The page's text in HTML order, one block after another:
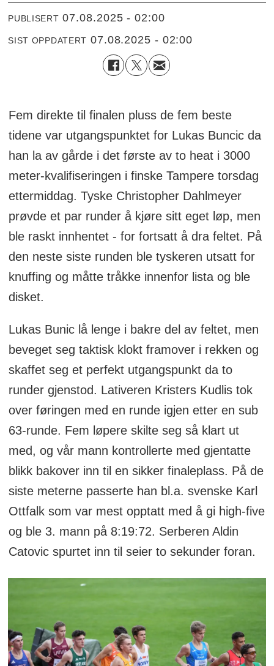
PUBLISERT 07.08.2025 - 02:00
SIST OPPDATERT 07.08.2025 - 02:00
Fem direkte til finalen pluss de fem beste
tidene var utgangspunktet for Lukas Buncic da
han la av gårde i det første av to heat i 3000
meter-kvalifiseringen i finske Tampere torsdag
ettermiddag. Tyske Christopher Dahlmeyer
prøvde et par runder å kjøre sitt eget løp, men
ble raskt innhentet - for fortsatt å dra feltet. På
den neste siste runden ble tyskeren utsatt for
knuffing og måtte tråkke innenfor lista og ble
disket.
Lukas Bunic lå lenge i bakre del av feltet, men
beveget seg taktisk klokt framover i rekken og
skaffet seg et perfekt utgangspunkt da to
runder gjenstod. Lativeren Kristers Kudlistok
over føringen med en runde igjen etter en sub
63-runde. Fem løpere skilte seg så klart ut
med, og vår mann kontrollerte med gjentatte
blikk bakover inn til en sikker finaleplass. På de
siste meterne passerte han bl.a. svenske Karl
Ottfalk som var mest opptatt med å gi high-five
og ble 3. mann på 8:19:72. Serberen Aldin
Catovic spurtet inn til seier to sekunder foran.